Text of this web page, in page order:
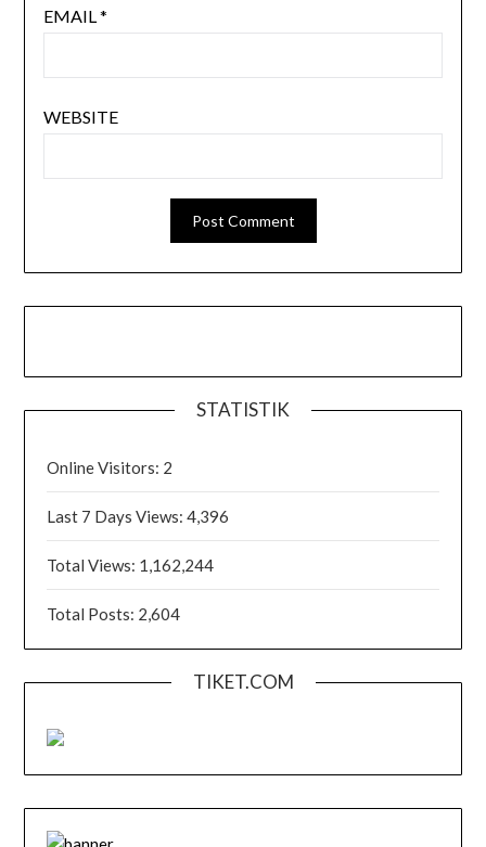
EMAIL*
WEBSITE
STATISTIK
Online Visitors: 2
Last 7 Days Views:4,396
Total Views: 1,162,244
Total Posts: 2,604
TIKET.COM